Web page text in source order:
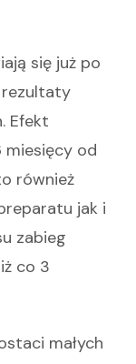
się już po
rezultaty
Efekt
miesięcy od
również
jak i
zabieg
co 3
małych